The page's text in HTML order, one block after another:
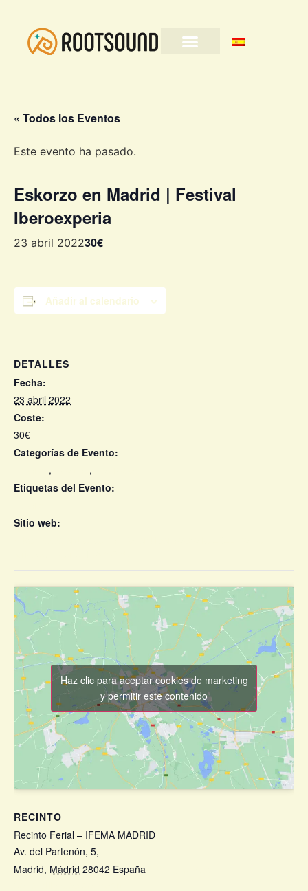
« Todos los Eventos
Este evento ha pasado.
Eskorzo en Madrid | Festival
Iberoexperia
23 abril 202230€
Añadir al calendario
DETALLES
Fecha:
23 abril 2022
Coste:
30€
Categorías de Evento:
, ,
Etiquetas del Evento:
Sitio web:
RECINTO
Recinto Ferial – IFEMA MADRID
Av. del Partenón, 5,
Madrid, Mádrid 28042 España
Haz clic para aceptar cookies de marketing
y permitir este contenido